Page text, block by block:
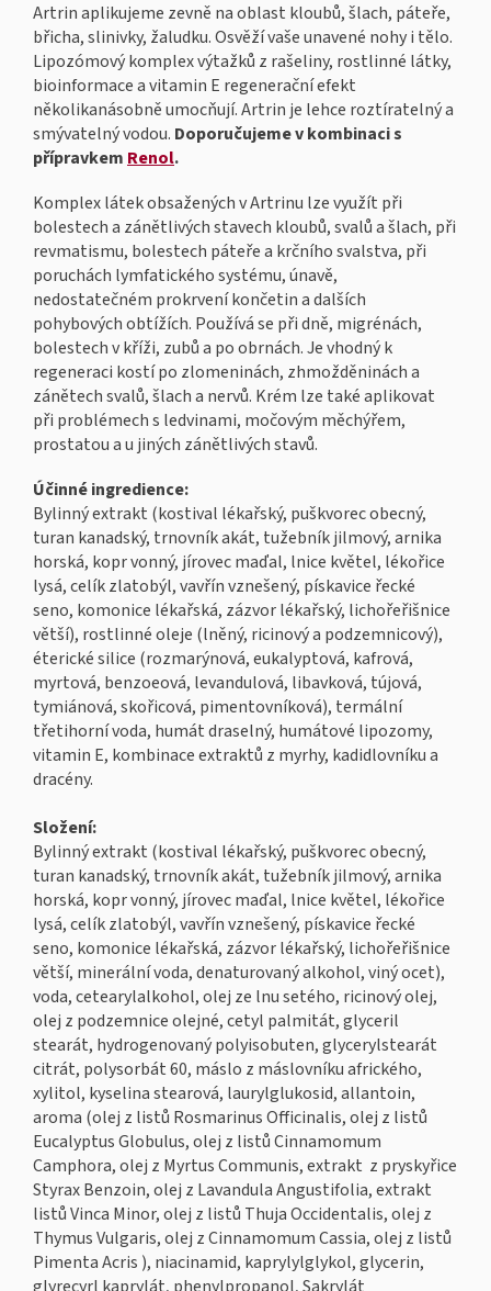
Artrin aplikujeme zevně na oblast kloubů, šlach, páteře,
břicha, slinivky, žaludku. Osvěží vaše unavené nohy i tělo.
Lipozómový komplex výtažků z rašeliny, rostlinné látky,
bioinformace a vitamin E regenerační efekt
několikanásobně umocňují. Artrin je lehce roztíratelný a
smývatelný vodou. Doporučujeme v kombinaci s
přípravkemRenol.
Komplex látek obsažených v Artrinu lze využít při
bolestech a zánětlivých stavech kloubů, svalů a šlach, při
revmatismu, bolestech páteře a krčního svalstva, při
poruchách lymfatického systému, únavě,
nedostatečném prokrvení končetin a dalších
pohybových obtížích. Používá se při dně, migrénách,
bolestech v kříži, zubů a po obrnách. Je vhodný k
regeneraci kostí po zlomeninách, zhmožděninách a
zánětech svalů, šlach a nervů. Krém lze také aplikovat
při problémech s ledvinami, močovým měchýřem,
prostatou a u jiných zánětlivých stavů.
Účinné ingredience:
Bylinný extrakt (kostival lékařský, puškvorec obecný,
turan kanadský, trnovník akát, tužebník jilmový, arnika
horská, kopr vonný, jírovec maďal, lnice květel, lékořice
lysá, celík zlatobýl, vavřín vznešený, pískavice řecké
seno, komonice lékařská, zázvor lékařský, lichořeřišnice
větší), rostlinné oleje (lněný, ricinový a podzemnicový),
éterické silice (rozmarýnová, eukalyptová, kafrová,
myrtová, benzoeová, levandulová, libavková, tújová,
tymiánová, skořicová, pimentovníková), termální
třetihorní voda, humát draselný, humátové lipozomy,
vitamin E, kombinace extraktů z myrhy, kadidlovníku a
dracény.
Složení:
Bylinný extrakt (kostival lékařský, puškvorec obecný,
turan kanadský, trnovník akát, tužebník jilmový, arnika
horská, kopr vonný, jírovec maďal, lnice květel, lékořice
lysá, celík zlatobýl, vavřín vznešený, pískavice řecké
seno, komonice lékařská, zázvor lékařský, lichořeřišnice
větší, minerální voda, denaturovaný alkohol, viný ocet),
voda, cetearylalkohol, olej ze lnu setého, ricinový olej,
olej z podzemnice olejné, cetyl palmitát, glyceril
stearát, hydrogenovaný polyisobuten, glycerylstearát
citrát, polysorbát 60, máslo z máslovníku afrického,
xylitol, kyselina stearová, laurylglukosid, allantoin,
aroma (olej z listů Rosmarinus Officinalis, olej z listů
Eucalyptus Globulus, olej z listů Cinnamomum
Camphora, olej z Myrtus Communis, extrakt z pryskyřice
Styrax Benzoin, olej z Lavandula Angustifolia, extrakt
listů Vinca Minor, olej z listů Thuja Occidentalis, olej z
Thymus Vulgaris, olej z Cinnamomum Cassia, olej z listů
Pimenta Acris ), niacinamid, kaprylylglykol, glycerin,